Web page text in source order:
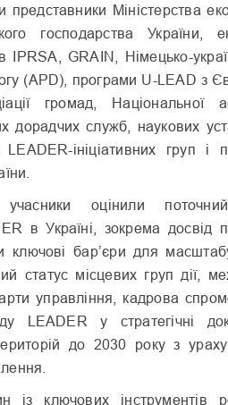
представники Міністерства
господарства України,
IPRSA, GRAIN, Німецько-
(APD), програми U-LEAD з
громад, Національної
дорадчих служб, наукових
ініціативних груп і
оцінили
в Україні, зокрема досвід
ключові бар’єри для
статус місцевих груп дії,
управління, кадрова
LEADER у стратегічні
до 2030 року з
ключових інструментів